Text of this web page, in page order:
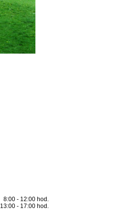
8:00 - 12:00 hod.
13:00 - 17:00 hod.